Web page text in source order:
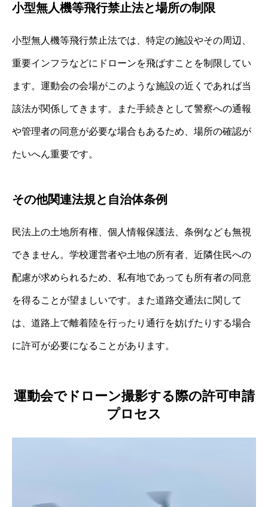
小型無人機等飛行禁止法と場所の制限
小型無人機等飛行禁止法では、特定の施設やその周辺、
重要インフラなどにドローンを飛ばすことを制限してい
ます。運動会の会場がこのような施設の近くであれば当
該法が関係してきます。また手続きとして警察への通報
や管理者の同意が必要な場合もあるため、場所の確認が
たいへん重要です。
その他関連法規と自治体条例
民法上の土地所有権、個人情報保護法、条例なども無視
できません。学校運営者や土地の所有者、近隣住民への
配慮が求められるため、私有地であっても所有者の同意
を得ることが望ましいです。また道路交通法に関して
は、道路上で離着陸を行ったり通行を妨げたりする場合
に許可が必要になることがあります。
運動会でドローン撮影する際の許可申請
プロセス